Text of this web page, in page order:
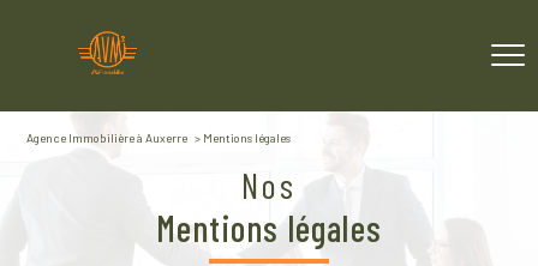
Agence Immobilière à Auxerre Mentions légales
Nos
mentions légales